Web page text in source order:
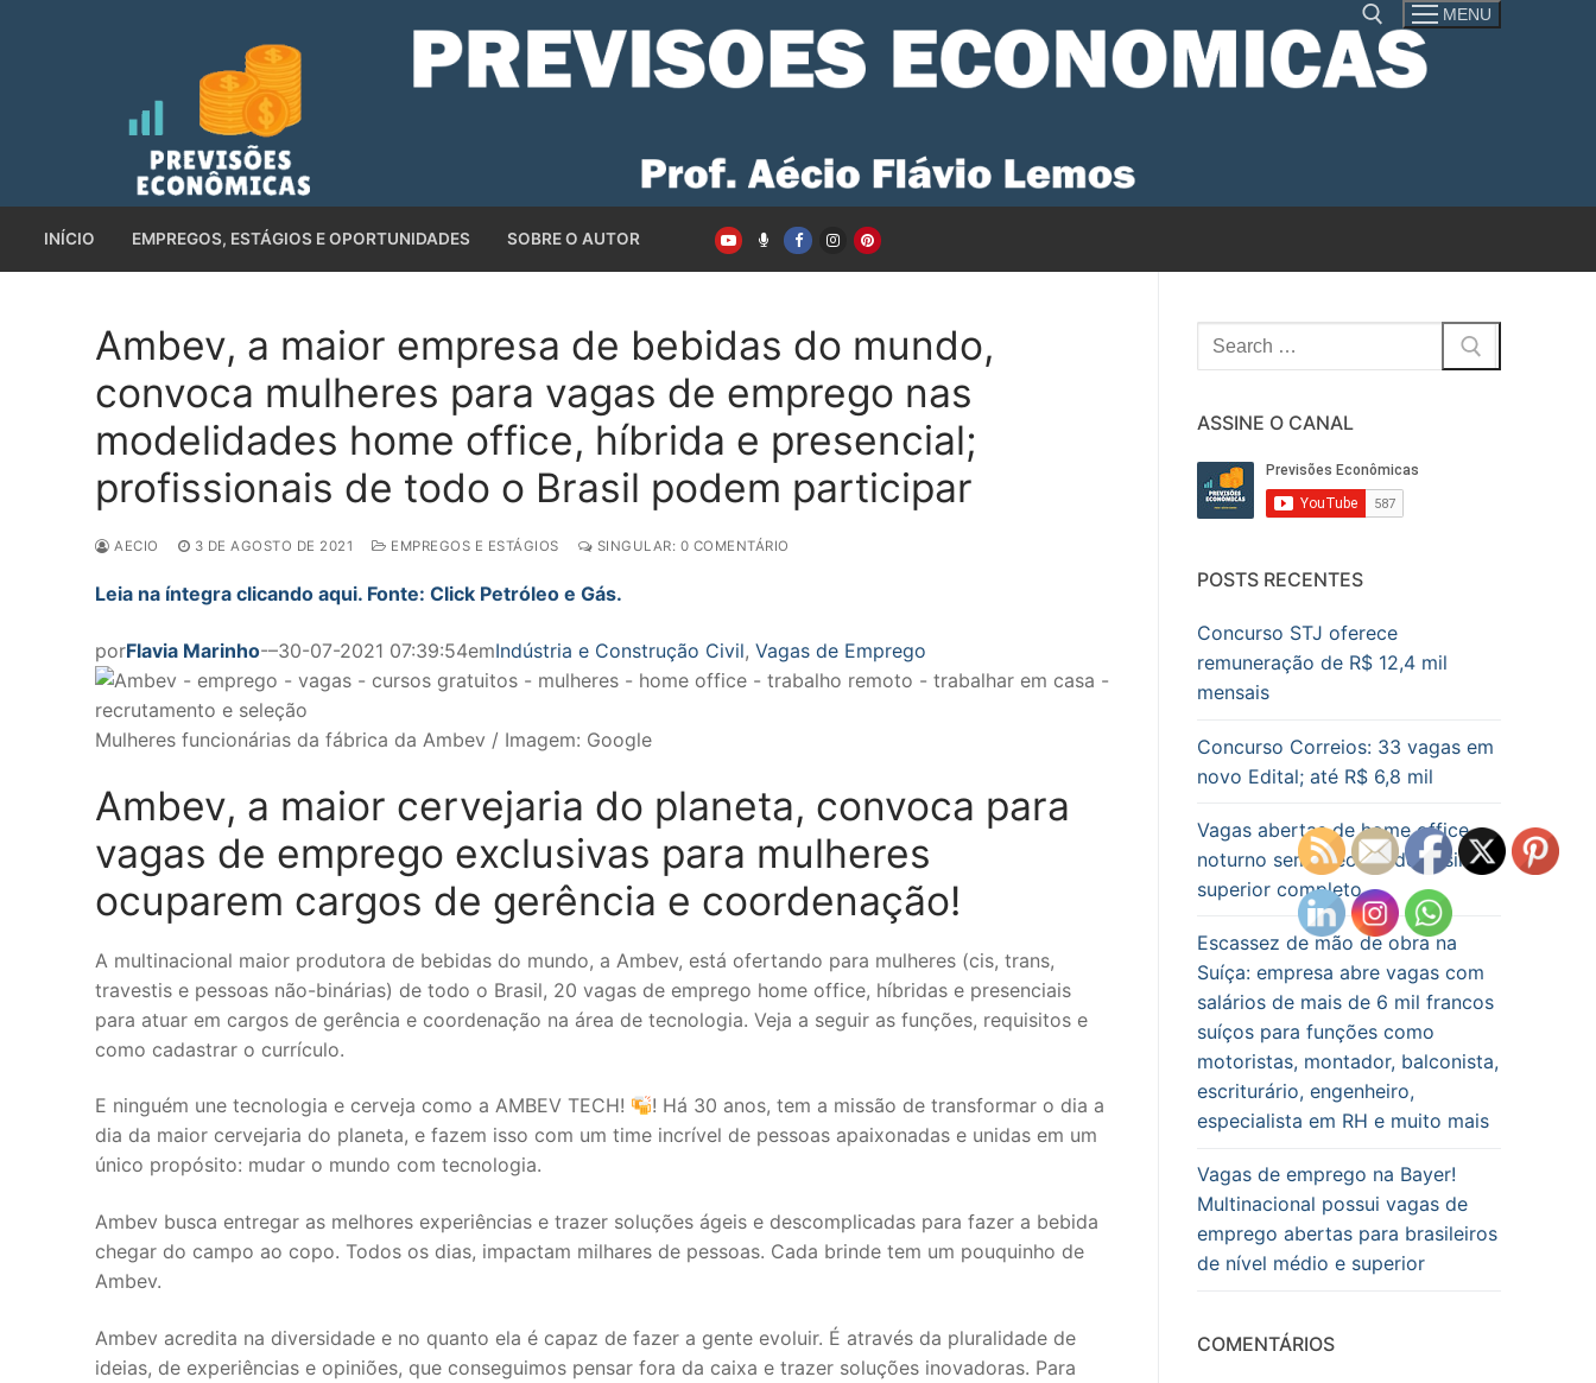
MENU
INÍCIO EMPREGOS, ESTÁGIOS E OPORTUNIDADES SOBRE O AUTOR
Ambev, a maior empresa de bebidas do mundo,
convoca mulheres para vagas de emprego nas
modelidades home office, híbrida e presencial;
profissionais de todo o Brasil podem participar
AECIO 3 DE AGOSTO DE 2021 EMPREGOS E ESTÁGIOS SINGULAR: 0 COMENTÁRIO
Leia na íntegra clicando aqui. Fonte: Click Petróleo e Gás.
porFlavia Marinho-–30-07-2021 07:39:54emIndústria e Construção Civil, Vagas de Emprego
Mulheres funcionárias da fábrica da Ambev / Imagem: Google
Ambev, a maior cervejaria do planeta, convoca para
vagas de emprego exclusivas para mulheres
ocuparem cargos de gerência e coordenação!
A multinacional maior produtora de bebidas do mundo, a Ambev, está ofertando para mulheres (cis, trans,
travestis e pessoas não-binárias) de todo o Brasil, 20 vagas de emprego home office, híbridas e presenciais
para atuar em cargos de gerência e coordenação na área de tecnologia. Veja a seguir as funções, requisitos e
como cadastrar o currículo.
E ninguém une tecnologia e cerveja como a AMBEV TECH!
! Há 30 anos, tem a missão de transformar o dia a
dia da maior cervejaria do planeta, e fazem isso com um time incrível de pessoas apaixonadas e unidas em um
único propósito: mudar o mundo com tecnologia.
Ambev busca entregar as melhores experiências e trazer soluções ágeis e descomplicadas para fazer a bebida
chegar do campo ao copo. Todos os dias, impactam milhares de pessoas. Cada brinde tem um pouquinho de
Ambev.
Ambev acredita na diversidade e no quanto ela é capaz de fazer a gente evoluir. É através da pluralidade de
ideias, de experiências e opiniões, que conseguimos pensar fora da caixa e trazer soluções inovadoras. Para
Pesquisar
por:
ASSINE O CANAL
POSTS RECENTES
Concurso STJ oferece
remuneração de R$ 12,4 mil
mensais
Concurso Correios: 33 vagas em
novo Edital; até R$ 6,8 mil
Vagas abertas de home office
noturno sem precisar de ensino
superior completo
Escassez de mão de obra na
Suíça: empresa abre vagas com
salários de mais de 6 mil francos
suíços para funções como
motoristas, montador, balconista,
escriturário, engenheiro,
especialista em RH e muito mais
Vagas de emprego na Bayer!
Multinacional possui vagas de
emprego abertas para brasileiros
de nível médio e superior
COMENTÁRIOS